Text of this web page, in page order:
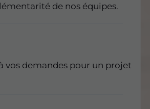
de nos équipes.
vos demandes pour un projet